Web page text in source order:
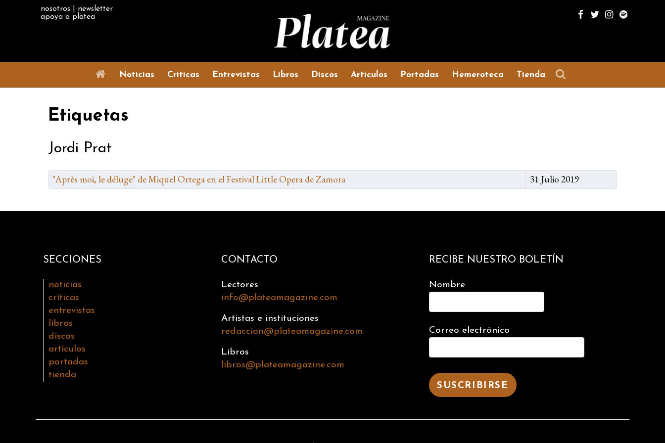
nosotros
newsletter
apoya a platea
Noticias Críticas Entrevistas Libros Discos Artículos Portadas Hemeroteca Tienda
Etiquetas
Jordi Prat
"Après moi, le déluge" de Miquel Ortega en el Festival Little Opera de Zamora 31 Julio 2019
SECCIONES
noticias
críticas
entrevistas
libros
discos
artículos
portadas
tienda
CONTACTO
Lectores
info@plateamagazine.com
Artistas e instituciones
redaccion@plateamagazine.com
Libros
libros@plateamagazine.com
RECIBE NUESTRO BOLETÍN
Nombre
Correo electrónico